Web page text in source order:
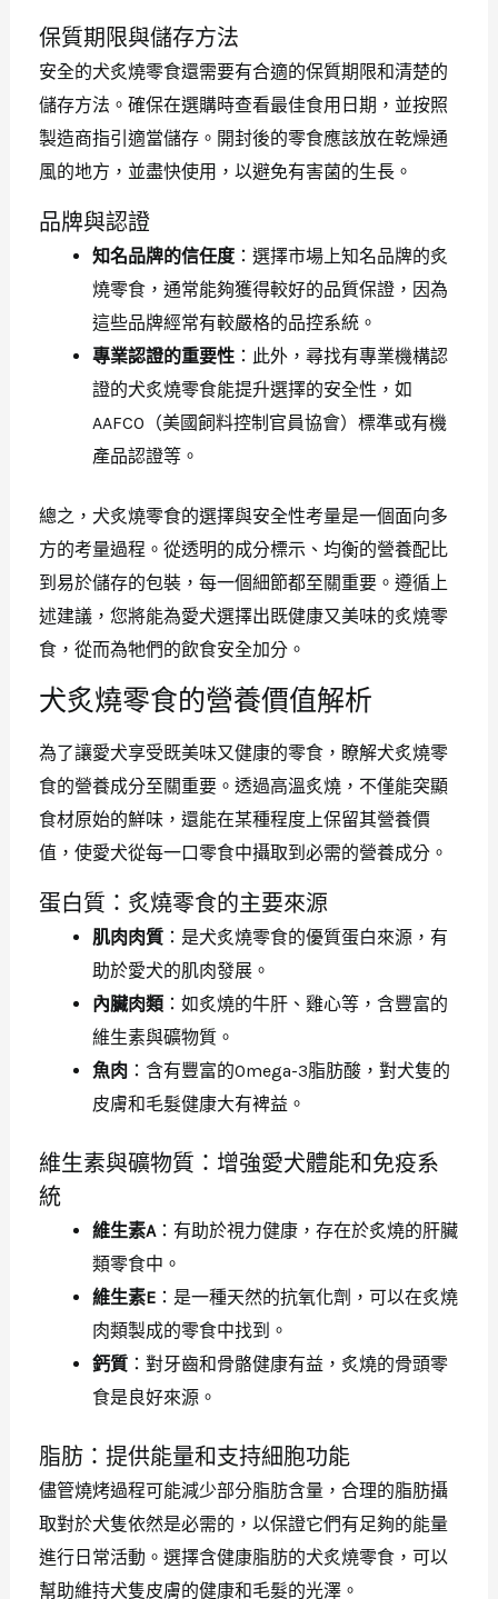
保質期限與儲存方法
安全的犬炙燒零食還需要有合適的保質期限和清楚的
儲存方法。確保在選購時查看最佳食用日期，並按照
製造商指引適當儲存。開封後的零食應該放在乾燥通
風的地方，並盡快使用，以避免有害菌的生長。
品牌與認證
知名品牌的信任度：選擇市場上知名品牌的炙
燒零食，通常能夠獲得較好的品質保證，因為
這些品牌經常有較嚴格的品控系統。
專業認證的重要性：此外，尋找有專業機構認
證的犬炙燒零食能提升選擇的安全性，如
AAFCO（美國飼料控制官員協會）標準或有機
產品認證等。
總之，犬炙燒零食的選擇與安全性考量是一個面向多
方的考量過程。從透明的成分標示、均衡的營養配比
到易於儲存的包裝，每一個細節都至關重要。遵循上
述建議，您將能為愛犬選擇出既健康又美味的炙燒零
食，從而為牠們的飲食安全加分。
犬炙燒零食的營養價值解析
為了讓愛犬享受既美味又健康的零食，瞭解犬炙燒零
食的營養成分至關重要。透過高溫炙燒，不僅能突顯
食材原始的鮮味，還能在某種程度上保留其營養價
值，使愛犬從每一口零食中攝取到必需的營養成分。
蛋白質：炙燒零食的主要來源
肌肉肉質：是犬炙燒零食的優質蛋白來源，有
助於愛犬的肌肉發展。
內臟肉類：如炙燒的牛肝、雞心等，含豐富的
維生素與礦物質。
魚肉 ：含有豐富的Omega-3脂肪酸，對犬隻的
皮膚和毛髮健康大有裨益。
維生素與礦物質：增強愛犬體能和免疫系
統
維生素A：有助於視力健康，存在於炙燒的肝臟
類零食中。
維生素E：是一種天然的抗氧化劑，可以在炙燒
肉類製成的零食中找到。
鈣質：對牙齒和骨骼健康有益，炙燒的骨頭零
食是良好來源。
脂肪：提供能量和支持細胞功能
儘管燒烤過程可能減少部分脂肪含量，合理的脂肪攝
取對於犬隻依然是必需的，以保證它們有足夠的能量
進行日常活動。選擇含健康脂肪的犬炙燒零食，可以
幫助維持犬隻皮膚的健康和毛髮的光澤。